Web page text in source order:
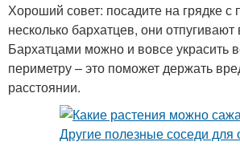
Хороший совет: посадите на грядке
несколько бархатцев, они отпугивают
Бархатцами можно и вовсе украсить
периметру – это поможет держать
расстоянии.